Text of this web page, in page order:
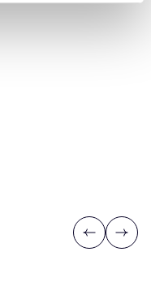
Previous
Next